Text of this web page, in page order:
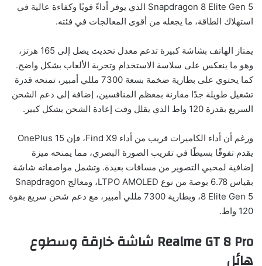
Snapdragon 8 Elite Gen 5 الذي يوفر أداءً قويًا وكفاءة عالية في
استهلاك الطاقة، ما يجعله من أقوى المعالجات في فئته.
يمتاز الهاتف بشاشة كبيرة تدعم معدل تحديث يصل إلى 165 هرتز،
وهو ما ينعكس على سلاسة الاستخدام وتجربة الألعاب بشكل واضح.
كما يحتوي على بطارية ضخمة بسعة 7300 مللي أمبير، تمنحه قدرة
تشغيل طويلة جدًا مقارنة بمعظم المنافسين، إضافة إلى دعم الشحن
السريع بقدرة 120 واط الذي يقلل وقت إعادة الشحن بشكل كبير.
ورغم أن أداء الكاميرات قريب من أداء Find X9، فإن OnePlus 15
يقدم تفوقًا بسيطًا في تقريب الصورة البصري، مما يمنحه ميزة
إضافية لمحبي التصوير من مسافات بعيدة. وتشمل مواصفاته شاشة
بقياس 6.78 بوصة من نوع LTPO AMOLED، ومعالج Snapdragon
8 Elite Gen 5، وبطارية 7300 مللي أمبير، مع دعم شحن سريع بقوة
120 واط.
Realme GT 8 Pro شاشة خارقة وسطوع
هائل